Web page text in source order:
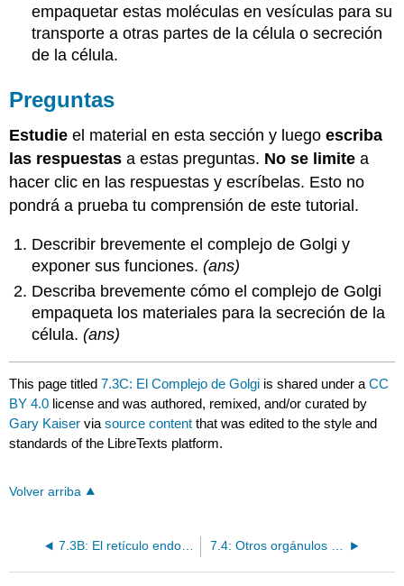
empaquetar estas moléculas en vesículas para su
transporte a otras partes de la célula o secreción
de la célula.
Preguntas
Estudie el material en esta sección y luego escriba
las respuestas a estas preguntas. No se limite a
hacer clic en las respuestas y escríbelas. Esto no
pondrá a prueba tu comprensión de este tutorial.
Describir brevemente el complejo de Golgi y
exponer sus funciones.(ans)
Describa brevemente cómo el complejo de Golgi
empaqueta los materiales para la secreción de la
célula.(ans)
This page titled7.3C: El Complejo de Golgi is shared under aCC
BY 4.0 license and was authored, remixed, and/or curated by
Gary Kaiser viasource content that was edited to the style and
standards of the LibreTexts platform.
Volver arriba
7.3B: El retículo endoplásmico 7.4: Otros orgánulos internos unidos a membrana